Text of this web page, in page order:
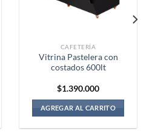
CAFETERÍA
Vitrina Pastelera con
costados 600lt
$1.390.000
AGREGAR AL CARRITO